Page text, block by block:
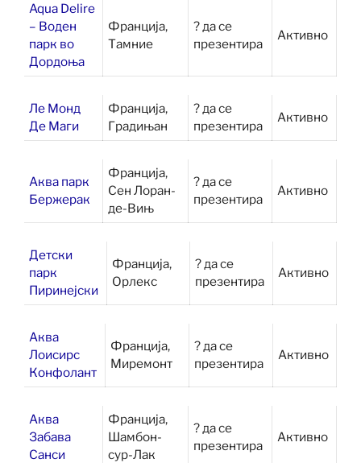
Aqua Delire
– Воден
парк во
Дордоња
Франција,
Тамние
? да се
презентира
Активно
Ле Монд
Де Маги
Франција,
Градињан
? да се
презентира
Активно
Аква парк
Бержерак
Франција,
Сен Лоран-
де-Вињ
? да се
презентира
Активно
Детски
парк
Пиринејски
Франција,
Орлекс
? да се
презентира
Активно
Аква
Лоисирс
Конфолант
Франција,
Миремонт
? да се
презентира
Активно
Аква
Забава
Санси
Франција,
Шамбон-
сур-Лак
? да се
презентира
Активно